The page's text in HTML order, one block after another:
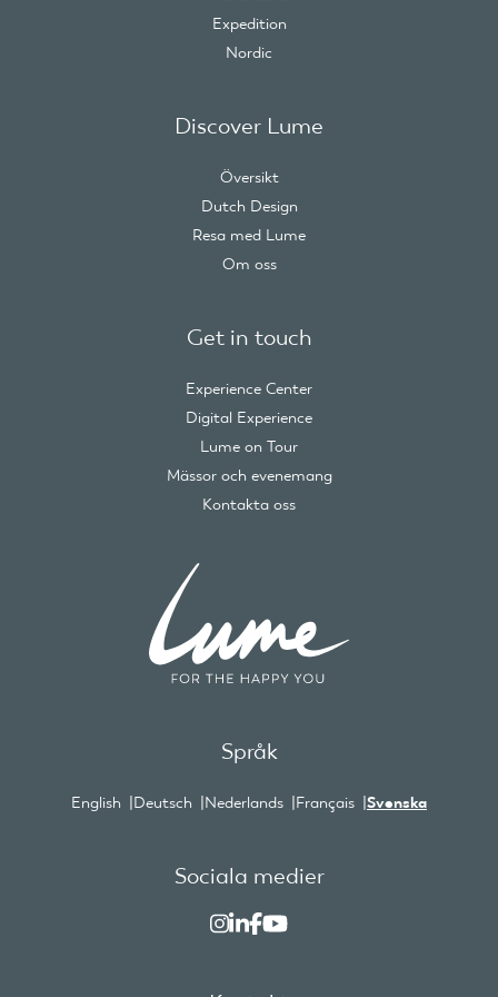
Expedition
Nordic
Discover Lume
Översikt
Dutch Design
Resa med Lume
Om oss
Get in touch
Experience Center
Digital Experience
Lume on Tour
Mässor och evenemang
Kontakta oss
Språk
English Deutsch Nederlands Français Svenska
Sociala medier